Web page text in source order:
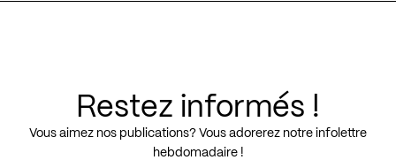
Restez informés !
Vous aimez nos publications? Vous adorerez notre infolettre
hebdomadaire !